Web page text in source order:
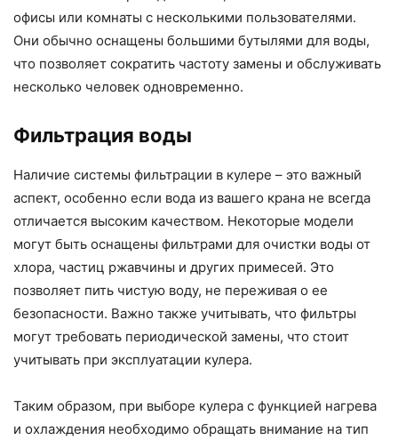
офисы или комнаты с несколькими пользователями.
Они обычно оснащены большими бутылями для воды,
что позволяет сократить частоту замены и обслуживать
несколько человек одновременно.
Фильтрация воды
Наличие системы фильтрации в кулере – это важный
аспект, особенно если вода из вашего крана не всегда
отличается высоким качеством. Некоторые модели
могут быть оснащены фильтрами для очистки воды от
хлора, частиц ржавчины и других примесей. Это
позволяет пить чистую воду, не переживая о ее
безопасности. Важно также учитывать, что фильтры
могут требовать периодической замены, что стоит
учитывать при эксплуатации кулера.
Таким образом, при выборе кулера с функцией нагрева
и охлаждения необходимо обращать внимание на тип